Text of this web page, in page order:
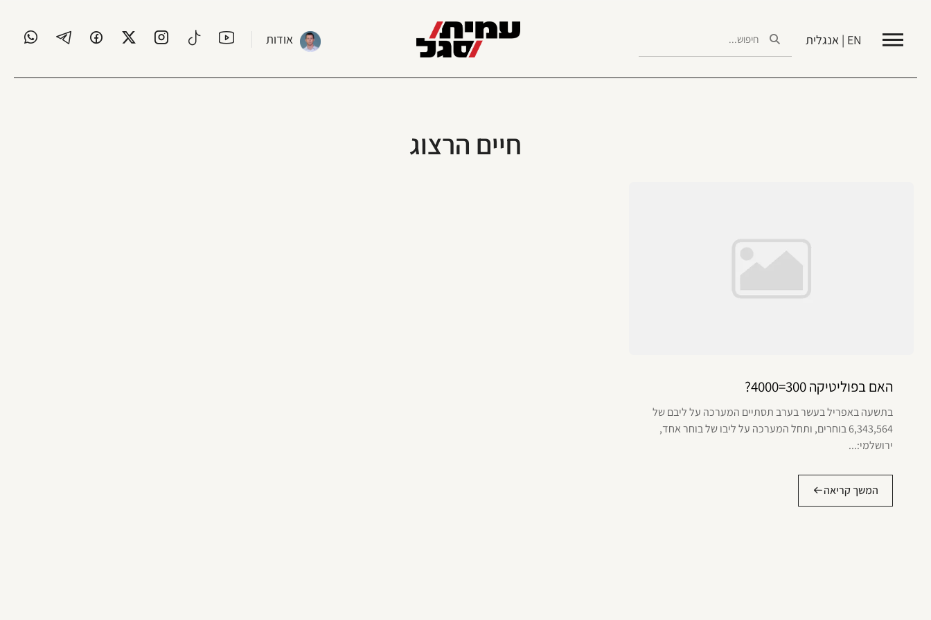
EN | אנגלית אודות
חיים הרצוג
האם בפוליטיקה 300=4000?
בתשעה באפריל בעשר בערב תסתיים המערכה על ליבם של
6,343,564 בוחרים, ותחל המערכה על ליבו של בוחר אחד,
ירושלמי:...
המשך קריאה